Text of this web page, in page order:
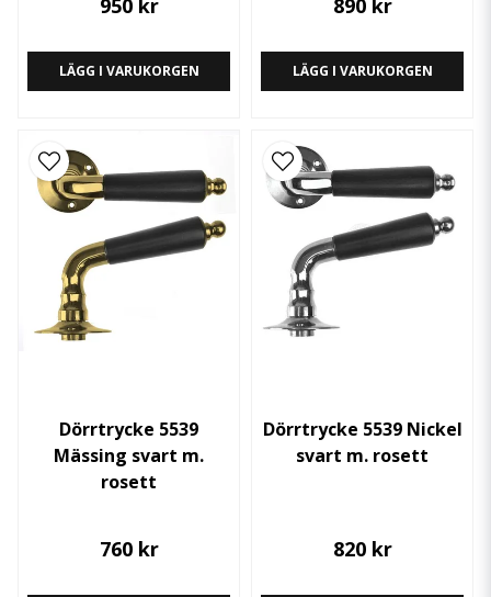
950 kr
LÄGG I VARUKORGEN
890 kr
LÄGG I VARUKORGEN
Dörrtrycke 5539
Mässing svart m.
rosett
760 kr
Dörrtrycke 5539 Nickel
svart m. rosett
820 kr